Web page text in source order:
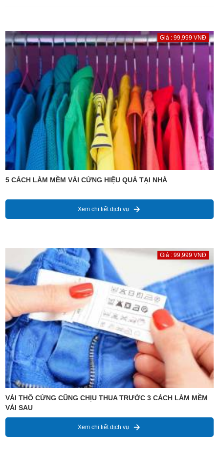
Giá : 99,999 VNĐ
5 CÁCH LÀM MỀM VẢI CỨNG HIỆU QUẢ TẠI NHÀ
Xem chi tiết dịch vụ
Giá : 99,999 VNĐ
VẢI THÔ CỨNG CŨNG CHỊU THUA TRƯỚC 3 CÁCH LÀM MỀM
VẢI SAU
Xem chi tiết dịch vụ